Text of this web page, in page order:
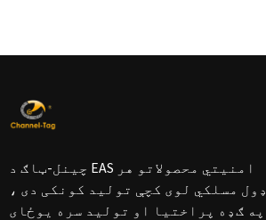
چینل-ټاګ د EAS امنیتي محصولاتو هر
ډول مسلکي لوی کچې تولید کونکی دی ،
په ګډه پراختیا او تولید سره یوځای